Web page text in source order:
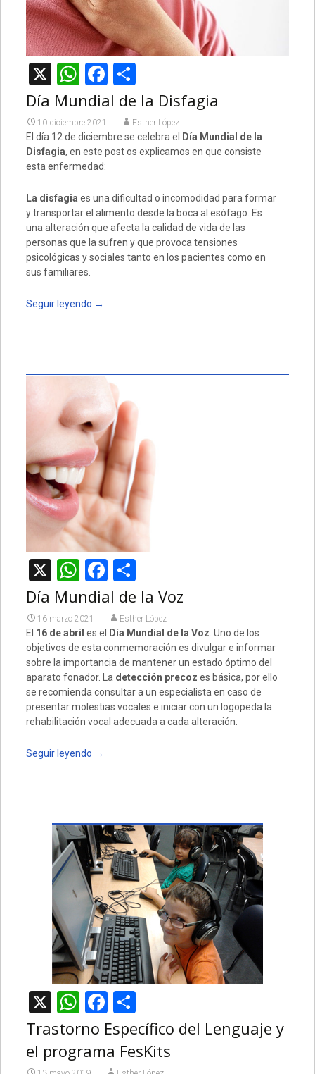
X WhatsApp
Facebook
Día Mundial de la Disfagia
10 diciembre 2021 Esther López
El día 12 de diciembre se celebra el
Día Mundial de la
Disfagia, en este post os explicamos en que consiste
esta enfermedad:
La disfagia es una dificultad o incomodidad para formar
y transportar el alimento desde la boca al esófago. Es
una alteración que afecta la calidad de vida de las
personas que la sufren y que provoca tensiones
psicológicas y sociales tanto en los pacientes como en
sus familiares.
Seguir leyendo →
X WhatsApp
Facebook
Compartir
Día Mundial de la Voz
16 marzo 2021 Esther López
El 16 de abril es el Día Mundial de la Voz . Uno de los
objetivos de esta conmemoración es divulgar e informar
sobre la importancia de mantener un estado óptimo del
aparato fonador. La detección precoz es básica, por ello
se recomienda consultar a un especialista en caso de
presentar molestias vocales e iniciar con un logopeda la
rehabilitación vocal adecuada a cada alteración.
Seguir leyendo →
X WhatsApp
Facebook
Compartir
Trastorno Específico del Lenguaje y
el programa FesKits